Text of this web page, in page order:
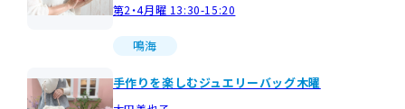
第2・4月曜 13:30-15:20
鳴海
手作りを楽しむジュエリーバッグ木曜